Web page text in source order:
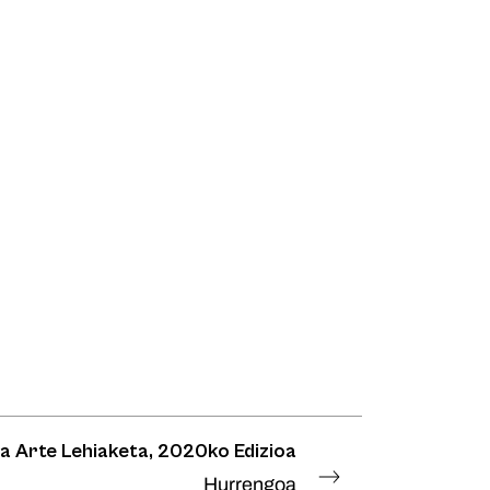
Arte Lehiaketa, 2020ko Edizioa
Hurrengoa